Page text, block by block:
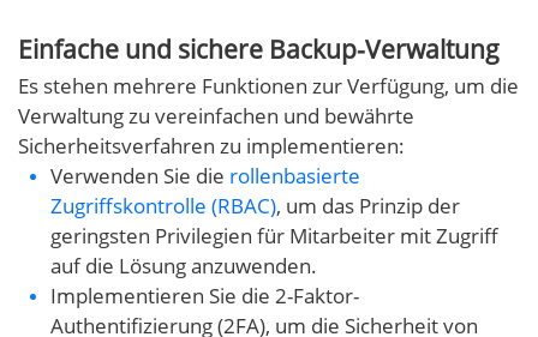
Einfache und sichere Backup-Verwaltung
Es stehen mehrere Funktionen zur Verfügung, um die
Verwaltung zu vereinfachen und bewährte
Sicherheitsverfahren zu implementieren:
Verwenden Sie die rollenbasierte
Zugriffskontrolle (RBAC), um das Prinzip der
geringsten Privilegien für Mitarbeiter mit Zugriff
auf die Lösung anzuwenden.
Implementieren Sie die 2-Faktor-
Authentifizierung (2FA), um die Sicherheit von